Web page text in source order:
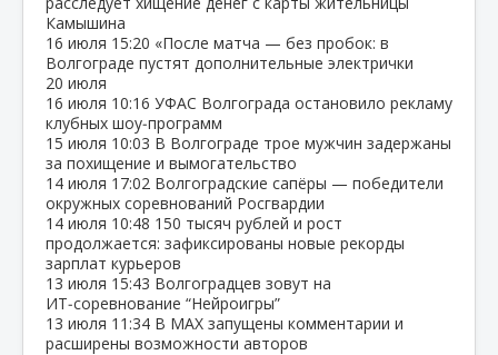
Камышина
16 июля 15:20 «После матча — без пробок: в
Волгограде пустят дополнительные электрички
20 июля
16 июля 10:16 УФАС Волгограда остановило рекламу
клубных шоу‑программ
15 июля 10:03 В Волгограде трое мужчин задержаны
за похищение и вымогательство
14 июля 17:02 Волгоградские сапёры — победители
окружных соревнований Росгвардии
14 июля 10:48 150 тысяч рублей и рост
продолжается: зафиксированы новые рекорды
зарплат курьеров
13 июля 15:43 Волгоградцев зовут на
ИТ‑соревнование “Нейроигры”
13 июля 11:34 В МАХ запущены комментарии и
расширены возможности авторов